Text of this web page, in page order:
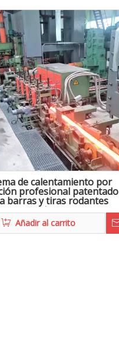
de calentamiento por
profesional patentado
barras y tiras rodantes
continuas
Añadir al carrito